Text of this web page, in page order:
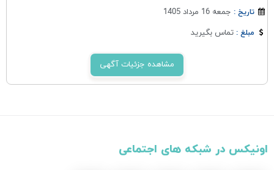
تاریخ : جمعه 16 مرداد 1405
مبلغ :تماس بگیرید
مشاهده جزئیات آگهی
اونیکس در شبکه های اجتماعی